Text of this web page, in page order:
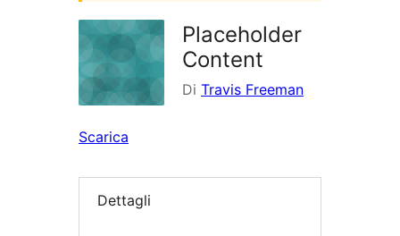
Placeholder
Content
Di Travis Freeman
Scarica
Dettagli